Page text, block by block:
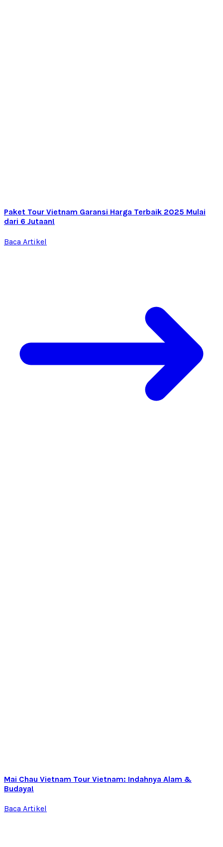
Paket Tour Vietnam Garansi Harga Terbaik 2025 Mulai
dari 6 Jutaan!
Baca Artikel
Mai Chau Vietnam Tour Vietnam: Indahnya Alam &
Budaya!
Baca Artikel